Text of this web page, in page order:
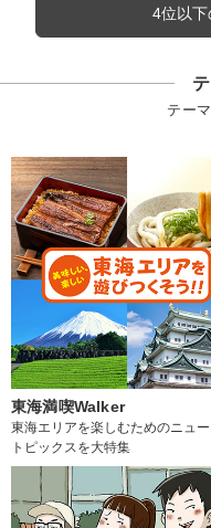
4位以下
テー
東海満喫Walker
東海エリアを楽しむためのニュ
トピックスを大特集